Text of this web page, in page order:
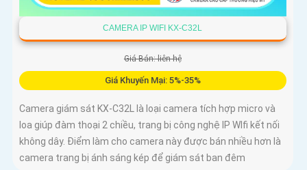
CAMERA IP WIFI KX-C32L
Giá Bán: liên hệ
Giá Khuyến Mại: 5%-35%
Camera giám sát KX-C32L là loại camera tích hợp micro và
loa giúp đàm thoại 2 chiều, trang bị công nghệ IP WIfi kết nối
không dây. Điểm làm cho camera này được bán nhiều hơn là
camera trang bị ánh sáng kép để giám sát ban đêm